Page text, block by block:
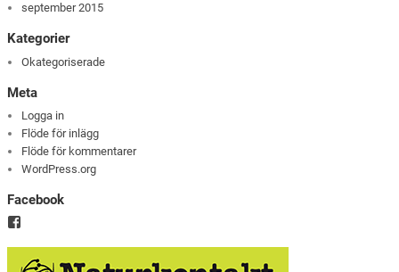
september 2015
Kategorier
Okategoriserade
Meta
Logga in
Flöde för inlägg
Flöde för kommentarer
WordPress.org
Facebook